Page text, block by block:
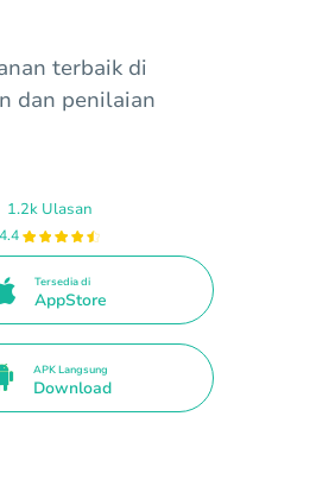
terbaik di
dan penilaian
1.2k Ulasan
4.4
Tersedia di
AppStore
APK Langsung
Download